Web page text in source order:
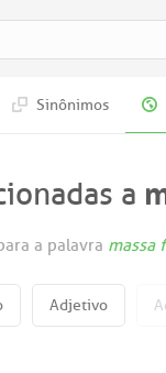
Sinônimos
a
a palavra massa
Adjetivo